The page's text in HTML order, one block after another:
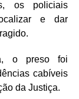
os policiais
e dar
o preso foi
cabíveis
da Justiça.